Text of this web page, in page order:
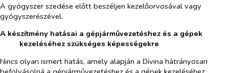
A gyógyszer szedése előtt beszéljen kezelőorvosával vagy
gyógyszerészével.
A készítmény hatásai a gépjárművezetéshez és a gépek
kezeléséhez szükséges képességekre
Nincs olyan ismert hatás, amely alapján a Divina hátrányosan